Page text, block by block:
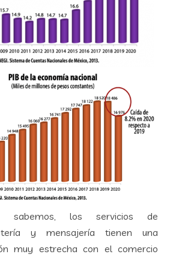
sabemos, los servicios de
y mensajería tienen una
muy estrecha con el comercio